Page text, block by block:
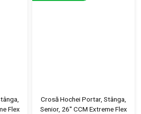
Flex
Crosă Hochei Portar, Stânga,
Senior, 26'' CCM Extreme Flex